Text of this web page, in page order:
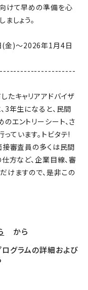
向けて早めの準備を心
しょう。
金)～2026年1月4日
たキャリアアドバイザ
3年生になると、民間
エントリーシート、さ
ています。トビタテ!
審査員の多くは民間
方など、企業目線、審
けますので、是非この
から
グラムの詳細および